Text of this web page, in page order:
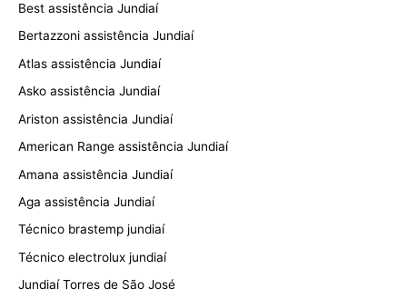
Best assistência Jundiaí
Bertazzoni assistência Jundiaí
Atlas assistência Jundiaí
Asko assistência Jundiaí
Ariston assistência Jundiaí
American Range assistência Jundiaí
Amana assistência Jundiaí
Aga assistência Jundiaí
Técnico brastemp jundiaí
Técnico electrolux jundiaí
Jundiaí Torres de São José